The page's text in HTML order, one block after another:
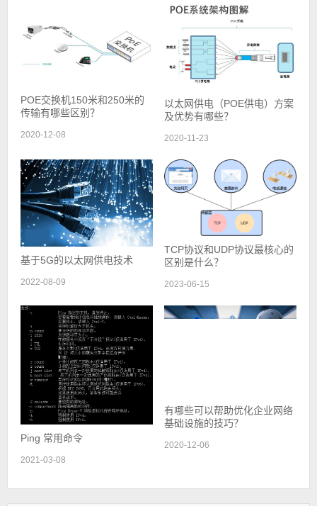
POE交换机150米和250米的
传输有哪些区别？
2020-12-08
以太网供电（POE供电）方案
及优势有哪些？
2020-11-23
基于5G的以太网供电技术
2022-08-09
TCP协议和UDP协议最核心的
区别是什么？
2023-06-15
Ping 常用命令
2021-03-08
有哪些可以帮助优化企业网络
基础设施的技巧？
2020-12-06